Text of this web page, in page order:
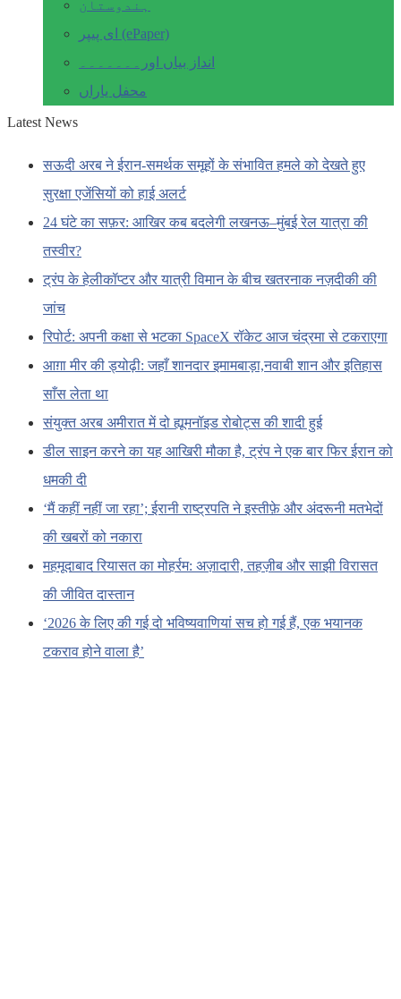
ہندوستان
ای پیپر (ePaper)
انداز بیاں اور۔۔۔۔۔۔۔
محفل یاراں
Latest News
सऊदी अरब ने ईरान-समर्थक समूहों के संभावित हमले को देखते हुए
सुरक्षा एजेंसियों को हाई अलर्ट
24 घंटे का सफ़र: आखिर कब बदलेगी लखनऊ–मुंबई रेल यात्रा की
तस्वीर?
ट्रंप के हेलीकॉप्टर और यात्री विमान के बीच खतरनाक नज़दीकी की
जांच
रिपोर्ट: अपनी कक्षा से भटका SpaceX रॉकेट आज चंद्रमा से टकराएगा
आग़ा मीर की ड्योढ़ी: जहाँ शानदार इमामबाड़ा,नवाबी शान और इतिहास
साँस लेता था
संयुक्त अरब अमीरात में दो ह्यूमनॉइड रोबोट्स की शादी हुई
डील साइन करने का यह आखिरी मौका है, ट्रंप ने एक बार फिर ईरान को
धमकी दी
‘मैं कहीं नहीं जा रहा’; ईरानी राष्ट्रपति ने इस्तीफ़े और अंदरूनी मतभेदों
की खबरों को नकारा
महमूदाबाद रियासत का मोहर्रम: अज़ादारी, तहज़ीब और साझी विरासत
की जीवित दास्तान
‘2026 के लिए की गई दो भविष्यवाणियां सच हो गई हैं, एक भयानक
टकराव होने वाला है’